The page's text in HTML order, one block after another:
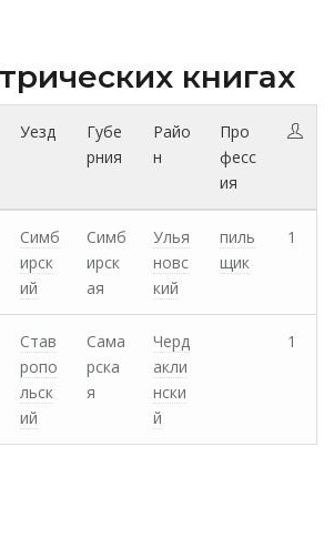
книгах
Уезд
Губе
рния
Райо
н
Про
фесс
ия
Симб
ирск
ий
Симб
ирск
ая
Улья
новс
кий
пиль
щик
1
Став
ропо
льск
ий
Сама
рска
я
Черд
акли
нски
й
1